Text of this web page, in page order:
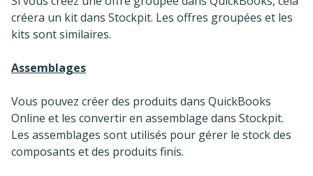
créera un kit dans Stockpit. Les offres groupées et les
kits sont similaires.
Assemblages
Vous pouvez créer des produits dans QuickBooks
Online et les convertir en assemblage dans Stockpit.
Les assemblages sont utilisés pour gérer le stock des
composants et des produits finis.